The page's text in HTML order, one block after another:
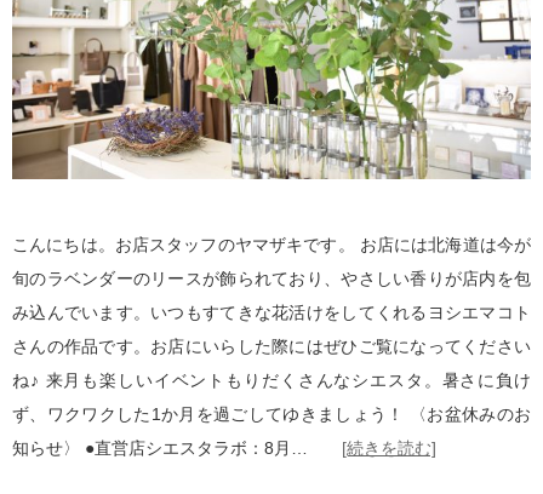
こんにちは。お店スタッフのヤマザキです。 お店には北海道は今が
旬のラベンダーのリースが飾られており、やさしい香りが店内を包
み込んでいます。いつもすてきな花活けをしてくれるヨシエマコト
さんの作品です。お店にいらした際にはぜひご覧になってください
ね♪ 来月も楽しいイベントもりだくさんなシエスタ。暑さに負け
ず、ワクワクした1か月を過ごしてゆきましょう！ 〈お盆休みのお
知らせ〉 ●直営店シエスタラボ：8月… [続きを読む]